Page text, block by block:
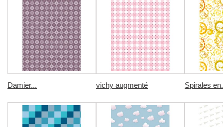
Damier... vichy augmenté Spirales